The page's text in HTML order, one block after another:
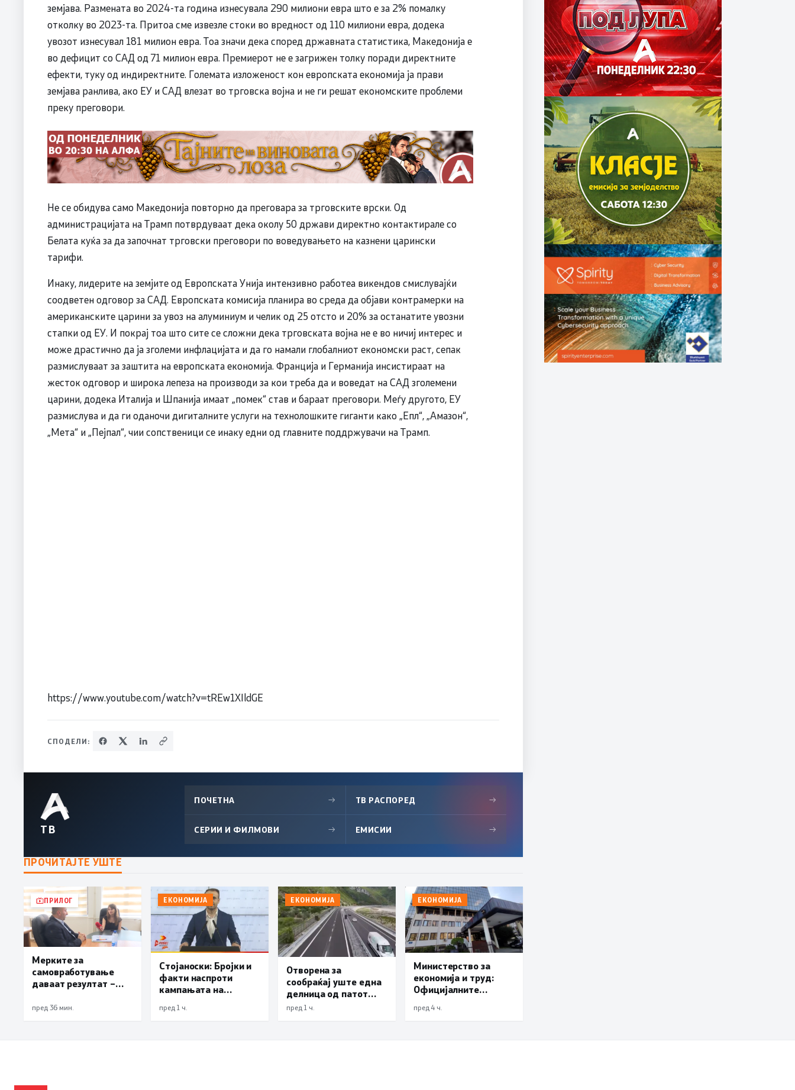
земјава. Размената во 2024-та година изнесувала 290 милиони евра што е за 2% помалку
отколку во 2023-та. Притоа сме извезле стоки во вредност од 110 милиони евра, додека
увозот изнесувал 181 милион евра. Тоа значи дека според државната статистика, Македонија е
во дефицит со САД од 71 милион евра. Премиерот не е загрижен толку поради директните
ефекти, туку од индиректните. Големата изложеност кон европската економија ја прави
земјава ранлива, ако ЕУ и САД влезат во трговска војна и не ги решат економските проблеми
преку преговори.
Не се обидува само Македонија повторно да преговара за трговските врски. Од
администрацијата на Трамп потврдуваат дека околу 50 држави директно контактирале со
Белата куќа за да започнат трговски преговори по воведувањето на казнени царински
тарифи.
Инаку, лидерите на земјите од Европската Унија интензивно работеа викендов смислувајќи
соодветен одговор за САД. Европската комисија планира во среда да објави контрамерки на
американските царини за увоз на алуминиум и челик од 25 отсто и 20% за останатите увозни
стапки од ЕУ. И покрај тоа што сите се сложни дека трговската војна не е во ничиј интерес и
може драстично да ја зголеми инфлацијата и да го намали глобалниот економски раст, сепак
размислуваат за заштита на европската економија. Франција и Германија инсистираат на
жесток одговор и широка лепеза на производи за кои треба да и воведат на САД зголемени
царини, додека Италија и Шпанија имаат „помек“ став и бараат преговори. Меѓу другото, ЕУ
размислува и да ги оданочи дигиталните услуги на технолошките гиганти како „Епл“, „Амазон“,
„Мета“ и „Пејпал“, чии сопственици се инаку едни од главните поддржувачи на Трамп.
https://www.youtube.com/watch?v=tREw1XIldGE
СПОДЕЛИ:
ТВ
ПОЧЕТНА → ТВ РАСПОРЕД →
СЕРИИ И ФИЛМОВИ → ЕМИСИИ →
ПРОЧИТАЈТЕ УШТЕ
ПРИЛОГ
Мерките за
самовработување
даваат резултат –
историски најниско
пред 36 мин.
ЕКОНОМИЈА
Стојаноски: Бројки и
факти наспроти
кампањата на
експерти“ од СДСM
пред 1 ч.
ЕКОНОМИЈА
Отворена за
сообраќај уште една
делница од патот
Елбасан-Ќафасан
пред 1 ч.
ЕКОНОМИЈА
Министерство за
економија и труд:
Официјалните
упатуваат на потреба
пред 4 ч.